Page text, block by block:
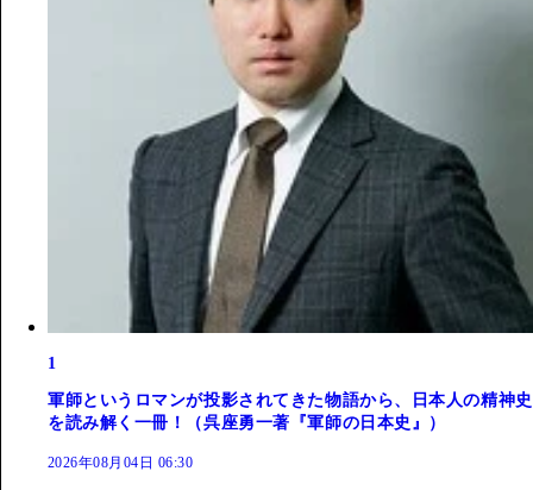
1
軍師というロマンが投影されてきた物語から、日本人の精神史
を読み解く一冊！（呉座勇一著『軍師の日本史』）
2026年08月04日 06:30